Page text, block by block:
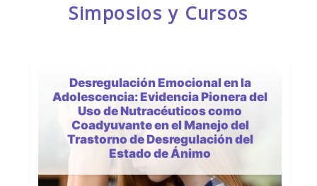
Simposios y Cursos
Desregulación Emocional en la
Adolescencia: Evidencia Pionera del
Uso de Nutracéuticos como
Coadyuvante en el Manejo del
Trastorno de Desregulación del
Estado de Ánimo